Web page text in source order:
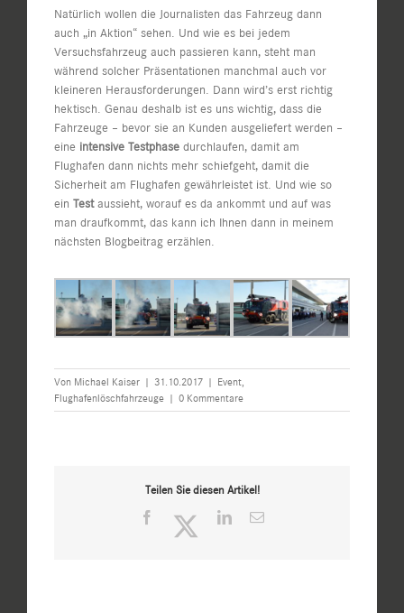
Natürlich wollen die Journalisten das Fahrzeug dann
auch „in Aktion“ sehen. Und wie es bei jedem
Versuchsfahrzeug auch passieren kann, steht man
während solcher Präsentationen manchmal auch vor
kleineren Herausforderungen. Dann wird’s erst richtig
hektisch. Genau deshalb ist es uns wichtig, dass die
Fahrzeuge – bevor sie an Kunden ausgeliefert werden –
eine intensive Testphase durchlaufen, damit am
Flughafen dann nichts mehr schiefgeht, damit die
Sicherheit am Flughafen gewährleistet ist. Und wie so
ein Testaussieht, worauf es da ankommt und auf was
man draufkommt, das kann ich Ihnen dann in meinem
nächsten Blogbeitrag erzählen.
Von Michael Kaiser | 31.10.2017 | Event
Flughafenlöschfahrzeuge | 0 Kommentare
Teilen Sie diesen Artikel!
Facebook TwitterLinkedIn
E-